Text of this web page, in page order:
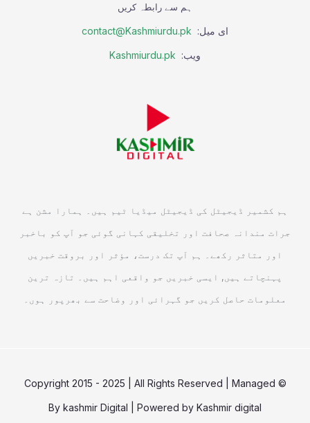
ہم سے رابطہ کریں
ای میل: contact@Kashmiurdu.pk
ویب: Kashmiurdu.pk
ہم کشمیر ڈیجیٹل کی ڈیجیٹل میڈیا ٹیم ہیں۔ ہمارا مشن ہے
جرات مندانہ صحافت اور تخلیقی کہانی گوئی جو آپ کو باخبر
اور متاثر رکھے۔ ہم آپ تک درست، مؤثر اور بروقت خبریں
پہنچاتے ہیں, ایسی خبریں جو واقعی اہم ہیں۔ تازہ ترین
معلومات حاصل کریں جو گہرائی اور وضاحت سے بھرپور ہوں۔
© Copyright 2015 - 2025 | All Rights Reserved | Managed
By kashmir Digital | Powered by Kashmir digital